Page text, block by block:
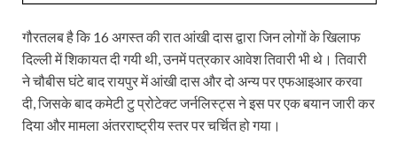
गौरतलब है कि 16 अगस्‍त की रात आंखी दास द्वारा जिन लोगों के खिलाफ
दिल्‍ली में शिकायत दी गयी थी, उनमें पत्रकार आवेश तिवारी भी थे। तिवारी
ने चौबीस घंटे बाद रायपुर में आंखी दास और दो अन्‍य पर एफआइआर करवा
दी, जिसके बाद कमेटी टु प्रोटेक्‍ट जर्नलिस्‍ट्स ने इस पर एक बयान जारी कर
दिया और मामला अंतरराष्‍ट्रीय स्‍तर पर चर्चित हो गया।